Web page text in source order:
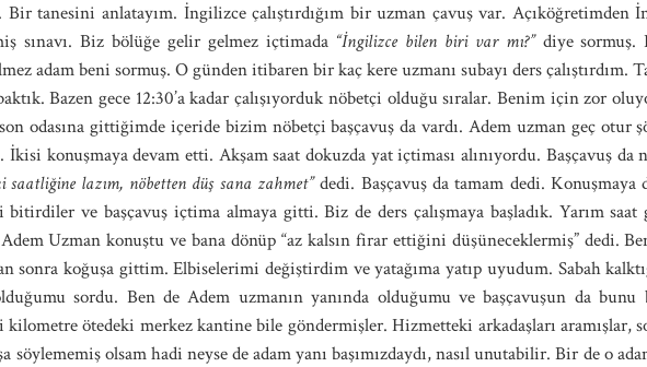
tanesini anlatayım. İngilizce çalıştırdığım bir uzman çavuş var. Açıköğretimden
sınavı. Biz bölüğe gelir gelmez içtimada “İngilizce bilen biri var mı?”diye sormuş.
adam beni sormuş. O günden itibaren bir kaç kere uzmanı subayı ders çalıştırdım.
Bazen gece 12:30’a kadar çalışıyorduk nöbetçi olduğu sıralar. Benim için zor
odasına gittiğimde içeride bizim nöbetçi başçavuş da vardı. Adem uzman geç otur
konuşmaya devam etti. Akşam saat dokuzda yat içtiması alınıyordu. Başçavuş da
lazım, nöbetten düş sana zahmet”dedi. Başçavuş da tamam dedi. Konuşmaya
ve başçavuş içtima almaya gitti. Biz de ders çalışmaya başladık. Yarım
Uzman konuştu ve bana dönüp “az kalsın firar ettiğini düşüneceklermiş” dedi.
sonra koğuşa gittim. Elbiselerimi değiştirdim ve yatağıma yatıp uyudum. Sabah
sordu. Ben de Adem uzmanın yanında olduğumu ve başçavuşun da
ötedeki merkez kantine bile göndermişler. Hizmetteki arkadaşları aramışlar,
söylememiş olsam hadi neyse de adam yanı başımızdaydı, nasıl unutabilir. Bir de o